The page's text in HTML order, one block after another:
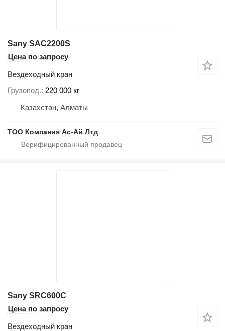
Sany SAC2200S
Цена по запросу
Вездеходный кран
Грузопод. 220 000 кг
Казахстан, Алматы
ТОО Компания Ас-Ай Лтд
Sany SRC600C
Цена по запросу
Вездеходный кран